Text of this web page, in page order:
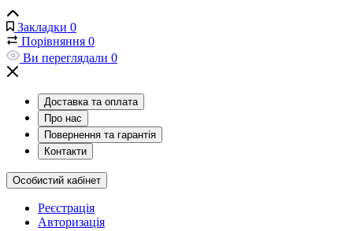
Закладки 0
Порівняння 0
Ви переглядали 0
Доставка та оплата
Про нас
Повернення та гарантія
Контакти
Особистий кабінет
Реєстрація
Авторизація